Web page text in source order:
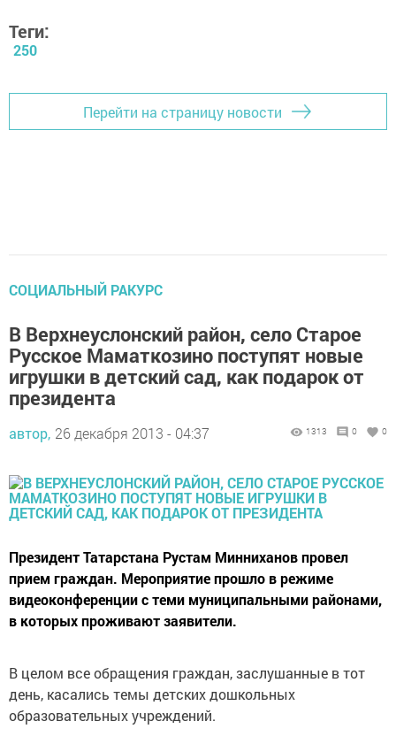
Теги:
250
Перейти на страницу новости
СОЦИАЛЬНЫЙ РАКУРС
В Верхнеуслонский район, село Старое
Русское Маматкозино поступят новые
игрушки в детский сад, как подарок от
президента
автор, 26 декабря 2013 - 04:37 1313 0 0
Президент Татарстана Рустам Минниханов провел
прием граждан. Мероприятие прошло в режиме
видеоконференции с теми муниципальными районами,
в которых проживают заявители.
В целом все обращения граждан, заслушанные в тот
день, касались темы детских дошкольных
образовательных учреждений.